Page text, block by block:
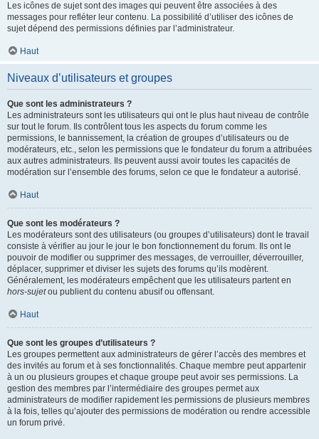
Les icônes de sujet sont des images qui peuvent être associées à des
messages pour refléter leur contenu. La possibilité d’utiliser des icônes de
sujet dépend des permissions définies par l’administrateur.
Haut
Niveaux d’utilisateurs et groupes
Que sont les administrateurs ?
Les administrateurs sont les utilisateurs qui ont le plus haut niveau de contrôle
sur tout le forum. Ils contrôlent tous les aspects du forum comme les
permissions, le bannissement, la création de groupes d’utilisateurs ou de
modérateurs, etc., selon les permissions que le fondateur du forum a attribuées
aux autres administrateurs. Ils peuvent aussi avoir toutes les capacités de
modération sur l’ensemble des forums, selon ce que le fondateur a autorisé.
Haut
Que sont les modérateurs ?
Les modérateurs sont des utilisateurs (ou groupes d’utilisateurs) dont le travail
consiste à vérifier au jour le jour le bon fonctionnement du forum. Ils ont le
pouvoir de modifier ou supprimer des messages, de verrouiller, déverrouiller,
déplacer, supprimer et diviser les sujets des forums qu’ils modèrent.
Généralement, les modérateurs empêchent que les utilisateurs partent en
hors-sujetou publient du contenu abusif ou offensant.
Haut
Que sont les groupes d’utilisateurs ?
Les groupes permettent aux administrateurs de gérer l’accès des membres et
des invités au forum et à ses fonctionnalités. Chaque membre peut appartenir
à un ou plusieurs groupes et chaque groupe peut avoir ses permissions. La
gestion des membres par l’intermédiaire des groupes permet aux
administrateurs de modifier rapidement les permissions de plusieurs membres
à la fois, telles qu’ajouter des permissions de modération ou rendre accessible
un forum privé.